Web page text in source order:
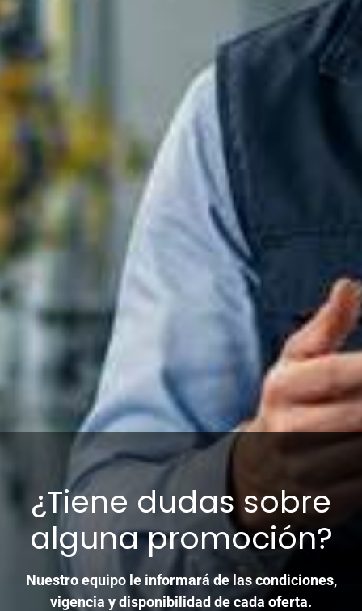
Al 0% de interés
¿Tiene dudas sobre
alguna promoción?
Nuestro equipo le informará de las condiciones,
vigencia y disponibilidad de cada oferta.